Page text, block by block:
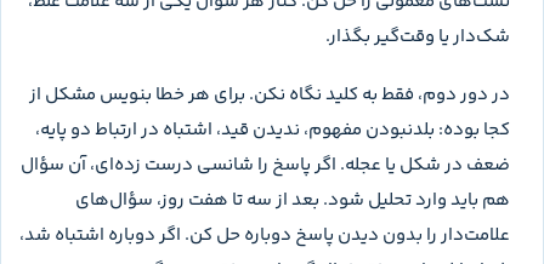
دهم ۲ گوارش و جذب مواد 207
تبادلات گازی
دهم ۴ گردش مواد در بدن 266
دهم
تنظیم اسمزی و دفع مواد
زائد
196